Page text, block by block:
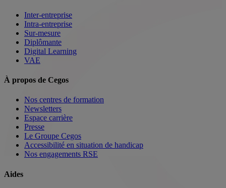
Inter-entreprise
Intra-entreprise
Sur-mesure
Diplômante
Digital Learning
VAE
À propos de Cegos
Nos centres de formation
Newsletters
Espace carrière
Presse
Le Groupe Cegos
Accessibilité en situation de handicap
Nos engagements RSE
Aides